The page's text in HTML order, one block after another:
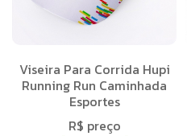
Viseira Para Corrida Hupi
Running Run Caminhada
Esportes
R$ preço